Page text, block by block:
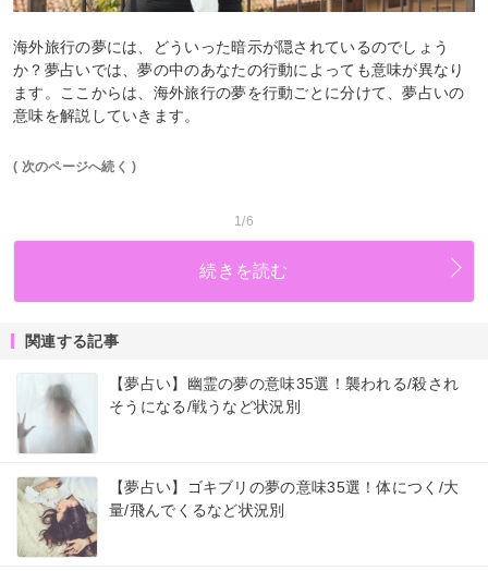
海外旅行の夢には、どういった暗示が隠されているのでしょう
か？夢占いでは、夢の中のあなたの行動によっても意味が異なり
ます。ここからは、海外旅行の夢を行動ごとに分けて、夢占いの
意味を解説していきます。
( 次のページへ続く )
1/6
続きを読む
関連する記事
【夢占い】幽霊の夢の意味35選！襲われる/殺され
そうになる/戦うなど状況別
【夢占い】ゴキブリの夢の意味35選！体につく/大
量/飛んでくるなど状況別